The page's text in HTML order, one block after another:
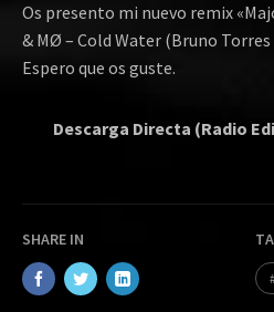
Os presento mi nuevo remix
& MØ – Cold Water (Bruno Torres
Espero que os guste.
Descarga Directa (Radio
SHARE IN